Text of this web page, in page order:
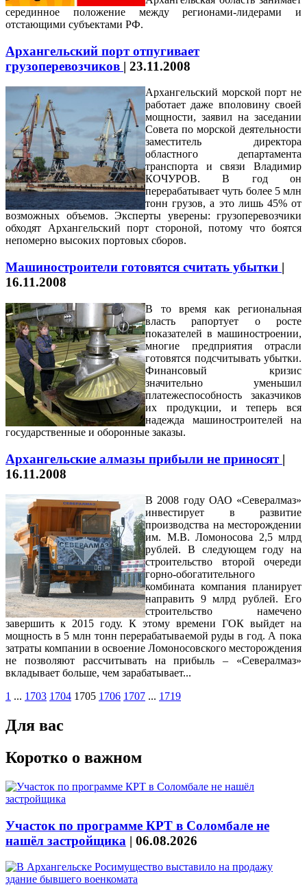
серединное положение между регионами-лидерами и
отстающими субъектами РФ.
Архангельский порт отпугивает
грузоперевозчиков | 23.11.2008
Архангельский морской порт не
работает даже вполовину своей
мощности, заявил на заседании
Совета по морской деятельности
заместитель директора
областного департамента
транспорта и связи Владимир
КОЧУРОВ. В год он
перерабатывает чуть более 5 млн
тонн грузов, а это лишь 45% от
возможных объемов. Эксперты уверены: грузоперевозчики
обходят Архангельский порт стороной, потому что боятся
непомерно высоких портовых сборов.
Машиностроители готовятся считать убытки |
16.11.2008
В то время как региональная
власть рапортует о росте
показателей в машиностроении,
многие предприятия отрасли
готовятся подсчитывать убытки.
Финансовый кризис
значительно уменьшил
платежеспособность заказчиков
их продукции, и теперь вся
надежда машиностроителей на
государственные и оборонные заказы.
Архангельские алмазы прибыли не приносят |
16.11.2008
В 2008 году ОАО «Севералмаз»
инвестирует в развитие
производства на месторождении
им. М.В. Ломоносова 2,5 млрд
рублей. В следующем году на
строительство второй очереди
горно-обогатительного
комбината компания планирует
направить 9 млрд рублей. Его
строительство намечено
завершить к 2015 году. К этому времени ГОК выйдет на
мощность в 5 млн тонн перерабатываемой руды в год. А пока
затраты компании в освоение Ломоносовского месторождения
не позволяют рассчитывать на прибыль – «Севералмаз»
вкладывает больше, чем зарабатывает...
1 ... 1703 1704 1705 1706 1707 ... 1719
Для вас
Коротко о важном
Участок по программе КРТ в Соломбале не
нашёл застройщика | 06.08.2026